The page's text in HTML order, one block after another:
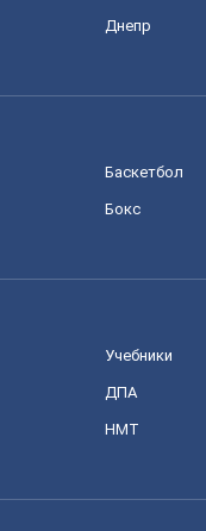
Днепр
Баскетбол
Бокс
Учебники
ДПА
НМТ